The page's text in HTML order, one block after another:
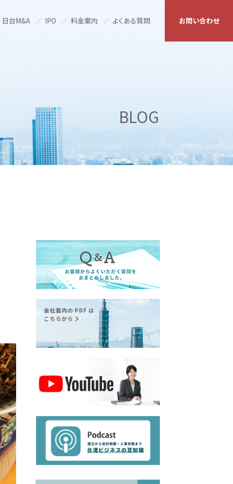
日台M&A IPO 料金案内 よくある質問 お問い合わせ
BLOG